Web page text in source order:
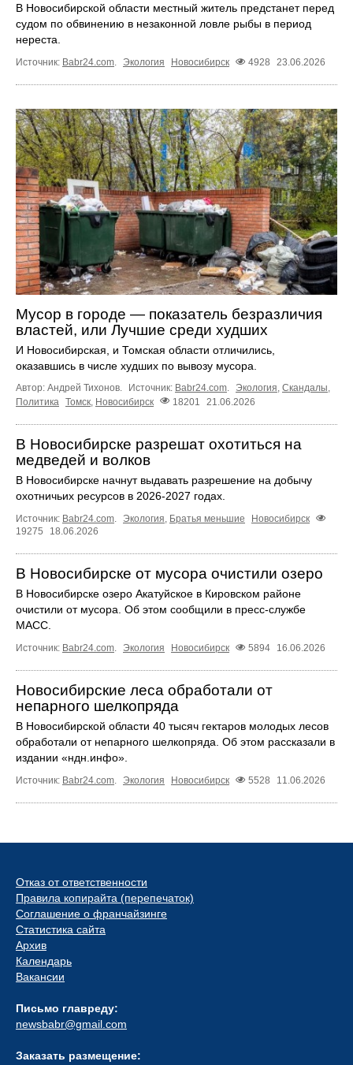
В Новосибирской области местный житель предстанет перед
судом по обвинению в незаконной ловле рыбы в период
нереста.
Источник: Babr24.com. Экология Новосибирск 4928 23.06.2026
Мусор в городе — показатель безразличия
властей, или Лучшие среди худших
И Новосибирская, и Томская области отличились,
оказавшись в числе худших по вывозу мусора.
Автор: Андрей Тихонов. Источник: Babr24.com. Экология, Скандалы,
Политика
Томск Новосибирск 18201 21.06.2026
В Новосибирске разрешат охотиться на
медведей и волков
В Новосибирске начнут выдавать разрешение на добычу
охотничьих ресурсов в 2026-2027 годах.
Источник: Babr24.com Экология Братья меньшие
Новосибирск
19275
18.06.2026
В Новосибирске от мусора очистили озеро
В Новосибирске озеро Акатуйское в Кировском районе
очистили от мусора. Об этом сообщили в пресс-службе
МАСС.
Источник: Babr24.com Экология Новосибирск 5894 16.06.2026
Новосибирские леса обработали от
непарного шелкопряда
В Новосибирской области 40 тысяч гектаров молодых лесов
обработали от непарного шелкопряда. Об этом рассказали в
издании «ндн.инфо».
Источник: Babr24.com. Экология Новосибирск 5528 11.06.2026
Отказ от ответственности
Правила копирайта (перепечаток)
Соглашение о франчайзинге
Статистика сайта
Архив
Календарь
Вакансии
Письмо главреду:
newsbabr@gmail.com
Заказать размещение: